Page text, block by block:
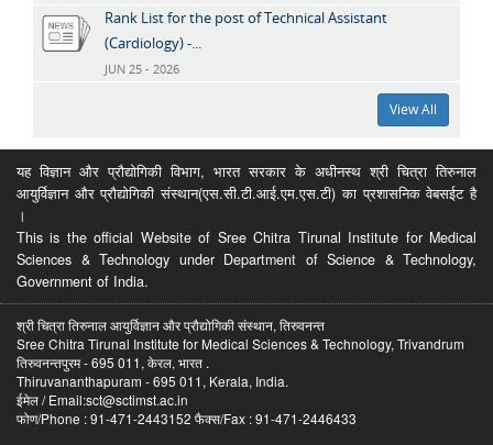
Rank List for the post of Technical Assistant
(Cardiology) -...
JUN 25 - 2026
View All
यह विज्ञान और प्रौद्योगिकी विभाग, भारत सरकार के अधीनस्थ श्री चित्रा तिरुनाल
आयुर्विज्ञान और प्रौद्योगिकी संस्थान(एस.सी.टी.आई.एम.एस.टी) का प्रशासनिक वेबसईट है
।
This is the official Website of Sree Chitra Tirunal Institute for Medical
Sciences & Technology under Department of Science & Technology,
Government of India.
श्री चित्रा तिरुनाल आयुर्विज्ञान और प्रौद्योगिकी संस्थान, तिरुवनन्त
Sree Chitra Tirunal Institute for Medical Sciences & Technology, Trivandrum
तिरुवनन्तपुरम - 695 011, केरल, भारत .
Thiruvananthapuram - 695 011, Kerala, India.
ईमेल / Email:sct@sctimst.ac.in
फोण/Phone : 91-471-2443152 फैक्स/Fax : 91-471-2446433